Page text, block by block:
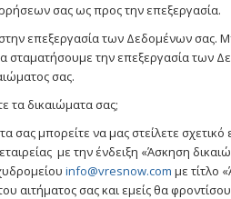
σας ως προς την επεξεργασία.
επεξεργασία των Δεδομένων σας.
σταματήσουμε την επεξεργασία των
σας.
τα δικαιώματα σας;
σας μπορείτε να μας στείλετε
με την ένδειξη «Άσκηση
info@vresnow.com με τίτλο
αιτήματος σας και εμείς θα